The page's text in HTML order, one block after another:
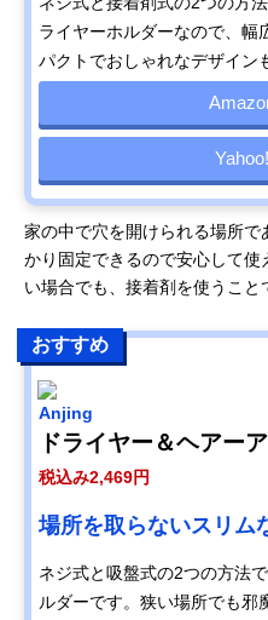
ライヤーホルダーなので、幅
パクトでおしゃれなデザイン
家の中で穴を開けられる場所
かり固定できるので安心して
い場合でも、接着剤を使うこと
おすすめ
Anjing
ドライヤー＆ヘアー
税込み2,469円
場所を取らないスリム
ネジ式と吸盤式の2つの方法
ルダーです。狭い場所でも邪